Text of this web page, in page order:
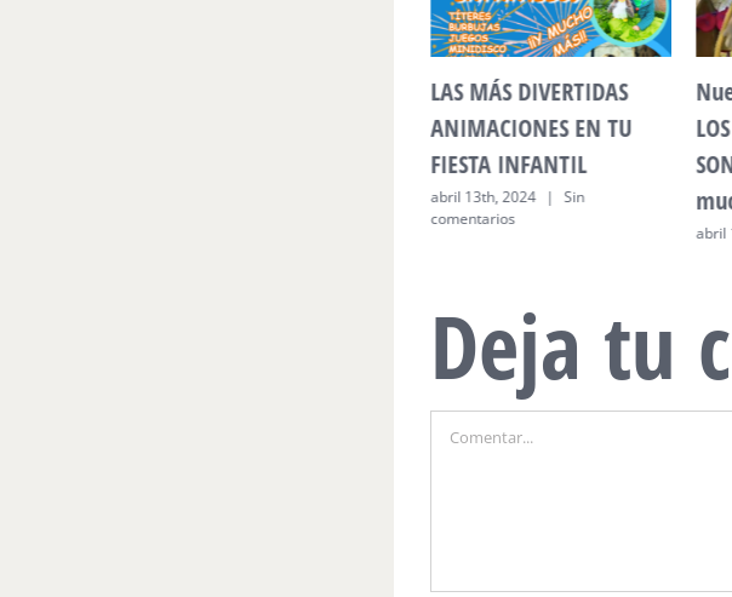
LAS MÁS DIVERTIDAS
ANIMACIONES EN TU
FIESTA INFANTIL
abril 13th, 2024 | Sin
comentarios
abril
Deja tu